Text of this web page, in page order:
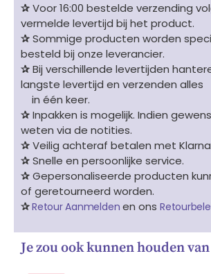
✰Voor 16:00 bestelde verzending
vermelde levertijd bij het product.
✰Sommige producten worden
besteld bij onze leverancier.
✰Bij verschillende levertijden
langste levertijd en verzenden alles
in één keer.
✰Inpakken is mogelijk. Indien
weten via de notities.
✰Veilig achteraf betalen met
✰Snelle en persoonlijke service.
✰Gepersonaliseerde producten
of geretourneerd worden.
✰Retour Aanmelden en ons
Je zou ook kunnen houden